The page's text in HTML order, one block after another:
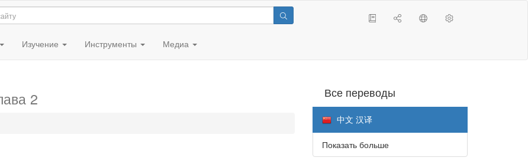
Изучение Инструменты Медиа
2 Все переводы
中文 汉译
Показать больше